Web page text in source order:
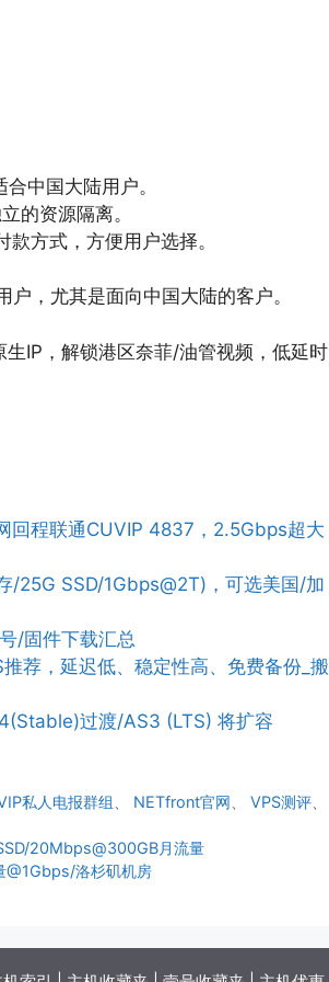
中国大陆用户。
的资源隔离。
方式，方便用户选择。
，尤其是面向中国大陆的客户。
IP，解锁港区奈菲/油管视频，低延时
回程联通CUVIP 4837，2.5Gbps超大
25G SSD/1Gbps@2T)，可选美国/加
/固件下载汇总
荐，延迟低、稳定性高、免费备份_搬
过渡/AS3 (LTS) 将扩容
私人电报群组 NETfront官网 、VPS测评
20Mbps@300GB月流量
@1Gbps/洛杉矶机房